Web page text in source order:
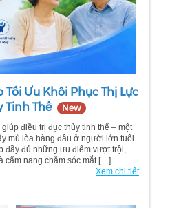
Tối Ưu Khôi Phục Thị Lực
Tinh Thể
New
điều trị đục thủy tinh thể – một
mù lòa hàng đầu ở người lớn tuổi.
đầy đủ những ưu điểm vượt trội,
cẩm nang chăm sóc mắt […]
Xem chi tiết